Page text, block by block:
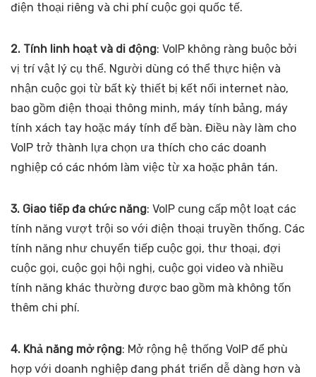
điện thoại riêng và chi phí cuộc gọi quốc tế.
2. Tính linh hoạt và di động: VoIP không ràng buộc bởi
vị trí vật lý cụ thể. Người dùng có thể thực hiện và
nhận cuộc gọi từ bất kỳ thiết bị kết nối internet nào,
bao gồm điện thoại thông minh, máy tính bảng, máy
tính xách tay hoặc máy tính để bàn. Điều này làm cho
VoIP trở thành lựa chọn ưa thích cho các doanh
nghiệp có các nhóm làm việc từ xa hoặc phân tán.
3. Giao tiếp đa chức năng: VoIP cung cấp một loạt các
tính năng vượt trội so với điện thoại truyền thống. Các
tính năng như chuyển tiếp cuộc gọi, thư thoại, đợi
cuộc gọi, cuộc gọi hội nghị, cuộc gọi video và nhiều
tính năng khác thường được bao gồm mà không tốn
thêm chi phí.
4. Khả năng mở rộng: Mở rộng hệ thống VoIP để phù
hợp với doanh nghiệp đang phát triển dễ dàng hơn và